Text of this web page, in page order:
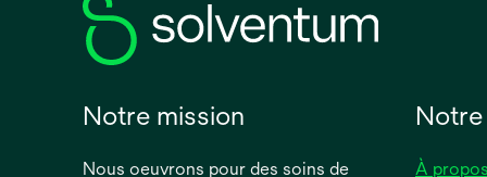
Notre mission
Nous oeuvrons pour des soins de À